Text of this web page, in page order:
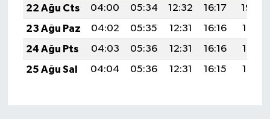
22 Ağu Cts
04:00 05:34 12:32 16:17
19:20
23 Ağu Paz
04:02 05:35 12:31 16:16
19:18
24 Ağu Pts
04:03 05:36 12:31 16:16
19:17
25 Ağu Sal
04:04 05:36 12:31 16:15 19:15